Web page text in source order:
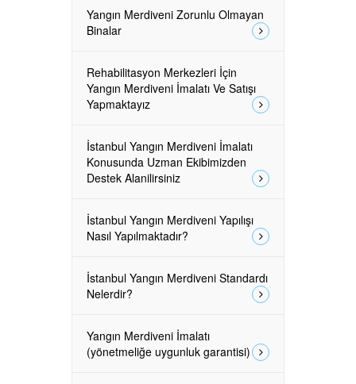
Yangın Merdiveni Zorunlu Olmayan
Binalar
Rehabilitasyon Merkezleri İçin
Yangın Merdiveni İmalatı Ve Satışı
Yapmaktayız
İstanbul Yangın Merdiveni İmalatı
Konusunda Uzman Ekibimizden
Destek Alanilirsiniz
İstanbul Yangın Merdiveni Yapılışı
Nasıl Yapılmaktadır?
İstanbul Yangın Merdiveni Standardı
Nelerdir?
Yangın Merdiveni İmalatı
(yönetmeliğe uygunluk garantisi)